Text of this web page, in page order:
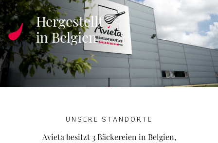
Hergestellt
in Belgien
UNSERE STANDORTE
Avieta besitzt 3 Bäckereien in Belgien,